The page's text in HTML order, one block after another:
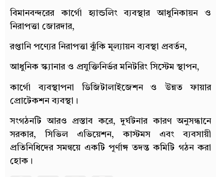
বিমানবন্দরের কার্গো হ্যান্ডলিং ব্যবস্থার আধুনিকায়ন ও
নিরাপত্তা জোরদার,
রপ্তানি পণ্যের নিরাপত্তা ঝুঁকি মূল্যায়ন ব্যবস্থা প্রবর্তন,
আধুনিক স্ক্যানার ও প্রযুক্তিনির্ভর মনিটরিং সিস্টেম স্থাপন,
কার্গো ব্যবস্থাপনা ডিজিটালাইজেশন ও উন্নত ফায়ার
প্রোটেকশন ব্যবস্থা।
সংগঠনটি আরও প্রস্তাব করে, দুর্ঘটনার কারণ অনুসন্ধানে
সরকার, সিভিল এভিয়েশন, কাস্টমস এবং ব্যবসায়ী
প্রতিনিধিদের সমন্বয়ে একটি পূর্ণাঙ্গ তদন্ত কমিটি গঠন করা
হোক।